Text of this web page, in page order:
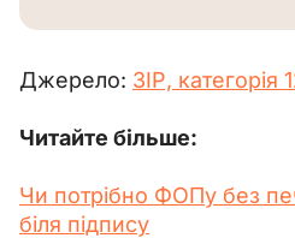
Джерело: ЗІР, категорія
Читайте більше:
Чи потрібно ФОПу без
біля підпису